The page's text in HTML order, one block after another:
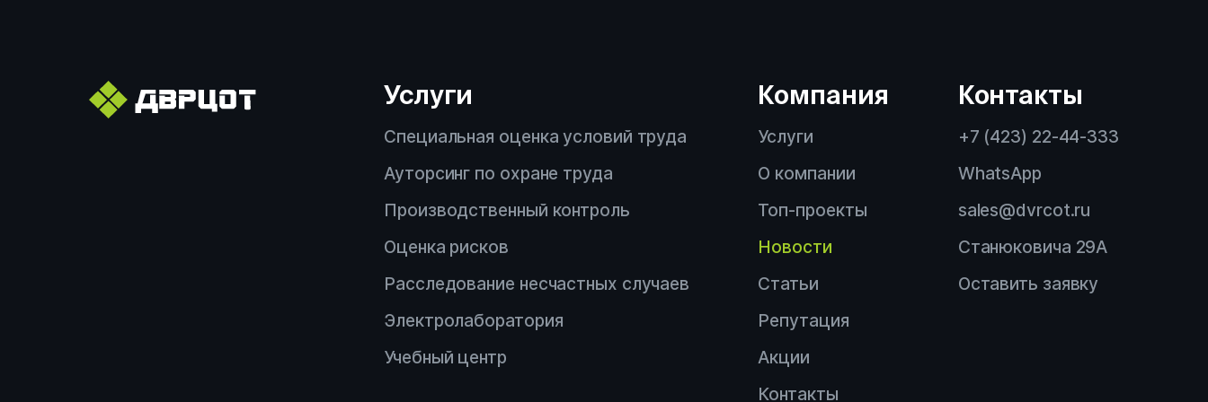
Аутсорсинг по охране труда
Электролаборатория
Услуги
Специальная оценка условий труда
Ауторсинг по охране труда
Производственный контроль
Оценка рисков
Расследование несчастных случаев
Электролаборатория
Учебный центр
Компания
Услуги
О компании
Топ-проекты
Новости
Статьи
Репутация
Акции
Контакты
Контакты
+7 (423) 22-44-333
WhatsApp
sales@dvrcot.ru
Станюковича 29А
Оставить заявку